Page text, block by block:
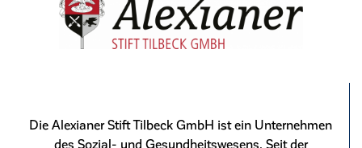
Die Alexianer Stift Tilbeck GmbH ist ein Unternehmen
des Sozial- und Gesundheitswesens. Seit der